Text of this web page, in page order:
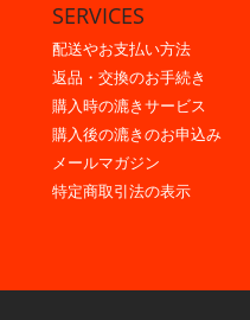
SERVICES
配送やお支払い方法
返品・交換のお手続き
購入時の漉きサービス
購入後の漉きのお申込み
メールマガジン
特定商取引法の表示